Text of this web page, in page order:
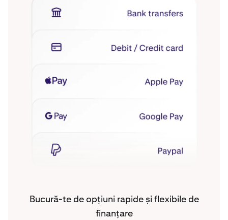
Bucură-te de opțiuni rapide și flexibile de
finanțare